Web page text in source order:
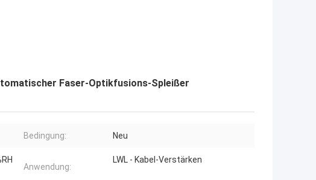
Faser-Optikfusions-Spleißer
Bedingung: Neu
Anwendung:
LWL - Kabel-Verstärken